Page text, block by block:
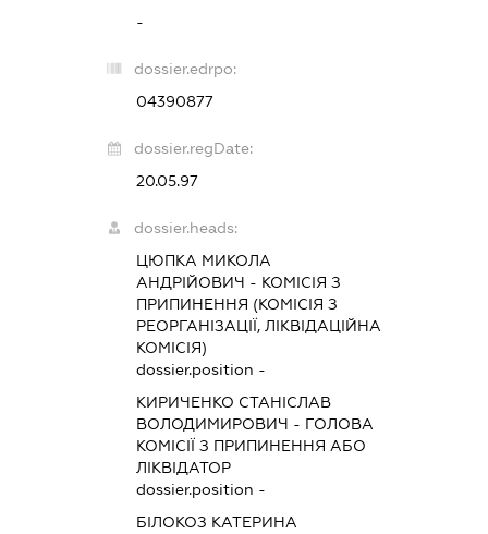
-
dossier.edrpo:
04390877
dossier.regDate:
20.05.97
dossier.heads:
ЦЮПКА МИКОЛА
АНДРІЙОВИЧ - КОМІСІЯ З
ПРИПИНЕННЯ (КОМІСІЯ З
РЕОРГАНІЗАЦІЇ, ЛІКВІДАЦІЙНА
КОМІСІЯ)
dossier.position -
КИРИЧЕНКО СТАНІСЛАВ
ВОЛОДИМИРОВИЧ - ГОЛОВА
КОМІСІЇ З ПРИПИНЕННЯ АБО
ЛІКВІДАТОР
dossier.position -
БІЛОКОЗ КАТЕРИНА